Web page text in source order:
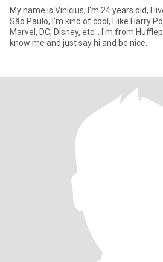
My name is Vinícius, I'm 24 years old, I
São Paulo, I'm kind of cool, I like Harry
Marvel, DC, Disney, etc... I'm from
know me and just say hi and be nice.